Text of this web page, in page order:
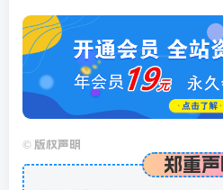
© 版权声明
郑重声